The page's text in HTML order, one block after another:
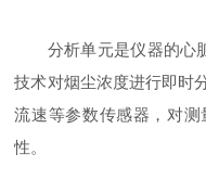
分析单元是仪器的心脏
技术对烟尘浓度进行即时
流速等参数传感器，对
性。